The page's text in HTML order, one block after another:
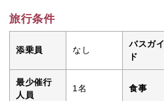
旅行条件
添乗員 なし
バスガイ
ド
最少催行
人員
1名 食事